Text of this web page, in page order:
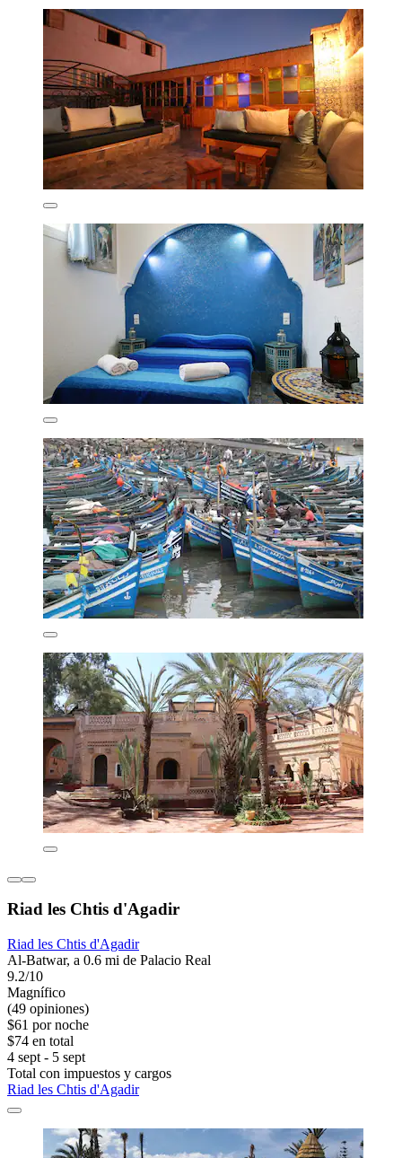
Riad les Chtis d'Agadir
Riad les Chtis d'Agadir
Al-Batwar, a 0.6 mi de Palacio Real
9.2/10
Magnífico
(49 opiniones)
$61 por noche
$74 en total
4 sept - 5 sept
Total con impuestos y cargos
Riad les Chtis d'Agadir